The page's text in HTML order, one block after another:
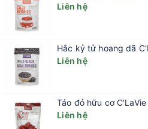
Liên hệ
Hắc kỷ tử hoang dã
Liên hệ
Táo đỏ hữu cơ
Liên hệ